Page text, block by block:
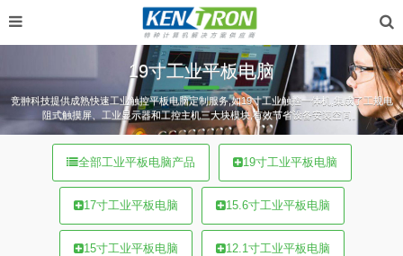
19寸工业平板电脑
竞翀科技提供成熟快速工业触控平板电脑定制服务,如19寸工业触控一体机,集成了工规电
阻式触摸屏、工业显示器和工控主机三大块模块,有效节省设备安装空间。
全部工业平板电脑产品 19寸工业平板电脑
17寸工业平板电脑 15.6寸工业平板电脑
15寸工业平板电脑 12.1寸工业平板电脑